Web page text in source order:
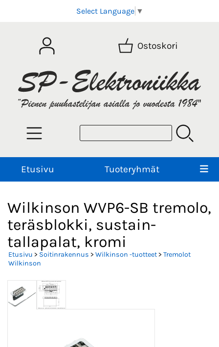
Select Language ▼
Ostoskori
Etusivu Tuoteryhmät
Wilkinson WVP6-SB tremolo,
teräsblokki, sustain-
tallapalat, kromi
Etusivu > Soitinrakennus > Wilkinson -tuotteet> Tremolot
Wilkinson